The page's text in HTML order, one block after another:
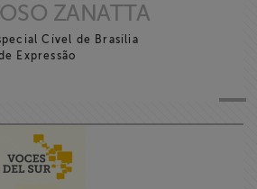
ZANATTA
Cível de Brasília
Expressão